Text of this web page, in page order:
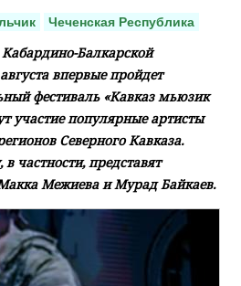
Чеченская Республика
Балкарской
впервые пройдет
фестиваль «Кавказ мьюзик
участие популярные артисты
Северного Кавказа.
частности, представят
Межиева и Мурад Байкаев.